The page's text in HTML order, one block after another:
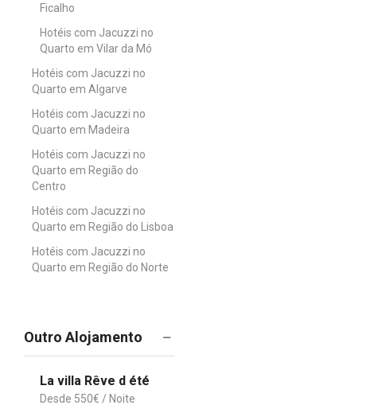
Ficalho
Hotéis com Jacuzzi no
Quarto em Vilar da Mó
Hotéis com Jacuzzi no
Quarto em Algarve
Hotéis com Jacuzzi no
Quarto em Madeira
Hotéis com Jacuzzi no
Quarto em Região do
Centro
Hotéis com Jacuzzi no
Quarto em Região do Lisboa
Hotéis com Jacuzzi no
Quarto em Região do Norte
Outro Alojamento
La villa Rêve d été
550€